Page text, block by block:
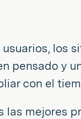
los
pensado y
con el
las mejores